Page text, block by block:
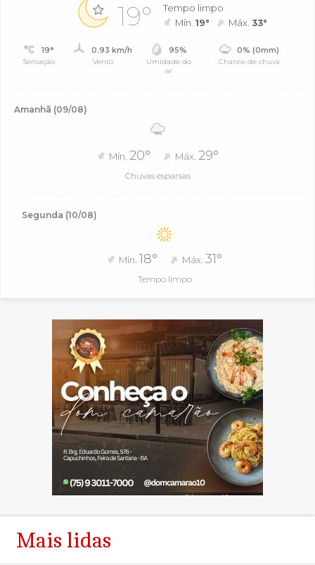
19°
Tempo limpo
Mín.19° Máx.33°
19°
Sensação
0.93 km/h
Vento
95%
Umidade do
ar
0% (0mm)
Chance de chuva
Amanhã (09/08)
Mín. 20° Máx. 29°
Chuvas esparsas
Segunda (10/08)
Mín. 18° Máx.31°
Tempo limpo
Mais lidas